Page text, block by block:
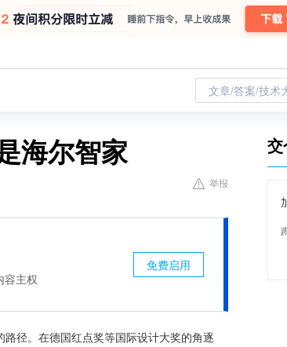
文章/答案/技术
海尔智家
举报
容主权
免费启用
径。在德国红点奖等国际设计大奖的角逐